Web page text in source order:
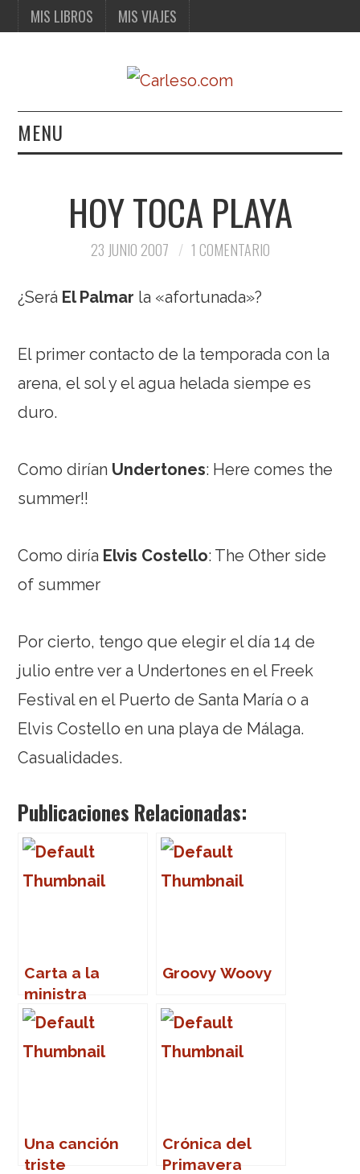
MIS LIBROS MIS VIAJES
MENU
MIS VIAJES
HOY TOCA PLAYA
23 JUNIO 2007 1 COMENTARIO
¿Será El Palmar la «afortunada»?
El primer contacto de la temporada con la
arena, el sol y el agua helada siempe es
duro.
Como dirían Undertones: Here comes the
summer!!
Como diría Elvis Costello: The Other side
of summer
Por cierto, tengo que elegir el día 14 de
julio entre ver a Undertones en el Freek
Festival en el Puerto de Santa María o a
Elvis Costello en una playa de Málaga.
Casualidades.
Publicaciones Relacionadas:
Carta a la
ministra
Narbona
Groovy Woovy
Una canción
triste
Crónica del
Primavera